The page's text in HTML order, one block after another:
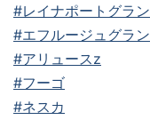
#レイナポートグラン
#エフルージュグラン
#アリュースz
#フーゴ
#ネスカ